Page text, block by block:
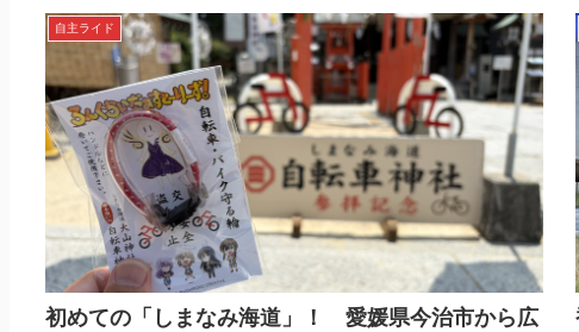
自主ライド
初めての「しまなみ海道」！ 愛媛県今治市から広